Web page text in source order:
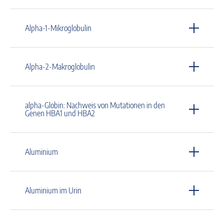
Alpha-1-Mikroglobulin
Alpha-2-Makroglobulin
alpha-Globin: Nachweis von Mutationen in den
Genen HBA1 und HBA2
Aluminium
Aluminium im Urin